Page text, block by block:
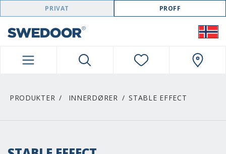
SWEDOOR NAVIGATION
PRIVAT PROFF
PRODUKTER INNERDØRER STABLE EFFECT